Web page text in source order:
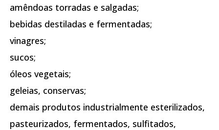
amêndoas torradas e salgadas;
bebidas destiladas e fermentadas;
vinagres;
sucos;
óleos vegetais;
geleias, conservas;
demais produtos industrialmente esterilizados,
pasteurizados, fermentados, sulfitados,